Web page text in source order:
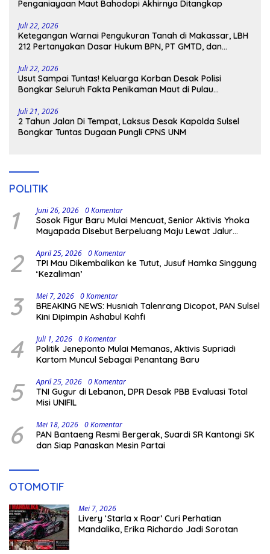
Penganiayaan Maut Bahodopi Akhirnya Ditangkap
Juli 22, 2026
Ketegangan Warnai Pengukuran Tanah di Makassar, LBH
212 Pertanyakan Dasar Hukum BPN, PT GMTD, dan
Juli 22, 2026
Usut Sampai Tuntas! Keluarga Korban Desak Polisi
Bongkar Seluruh Fakta Penikaman Maut di Pulau
Juli 21, 2026
2 Tahun Jalan Di Tempat, Laksus Desak Kapolda Sulsel
Bongkar Tuntas Dugaan Pungli CPNS UNM
POLITIK
1 Juni 26, 2026 0 Komentar
Sosok Figur Baru Mulai Mencuat, Senior Aktivis Yhoka
Mayapada Disebut Berpeluang Maju Lewat Jalur
2 April 25, 2026 0 Komentar
TPI Mau Dikembalikan ke Tutut, Jusuf Hamka Singgung
‘Kezaliman’
3 Mei 7, 2026 0 Komentar
BREAKING NEWS: Husniah Talenrang Dicopot, PAN Sulsel
Kini Dipimpin Ashabul Kahfi
4 Juli 1, 2026 0 Komentar
Politik Jeneponto Mulai Memanas, Aktivis Supriadi
Kartom Muncul Sebagai Penantang Baru
5 April 25, 2026 0 Komentar
TNI Gugur di Lebanon, DPR Desak PBB Evaluasi Total
Misi UNIFIL
6 Mei 18, 2026 0 Komentar
PAN Bantaeng Resmi Bergerak, Suardi SR Kantongi SK
dan Siap Panaskan Mesin Partai
OTOMOTIF
Mei 7, 2026
Livery ‘Starla x Roar’ Curi Perhatian
Mandalika, Erika Richardo Jadi Sorotan